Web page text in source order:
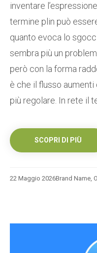
inventare
termine plin può
quanto evoca lo
sembra più un
però con la forma
è che il flusso aumenti
più regolare. In rete il
SCOPRI DI PIÙ
22 Maggio 2026Brand Name,